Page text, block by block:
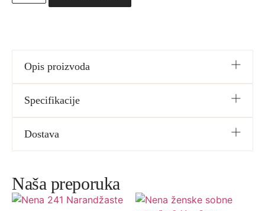
Opis proizvoda
Specifikacije
Dostava
Naša preporuka